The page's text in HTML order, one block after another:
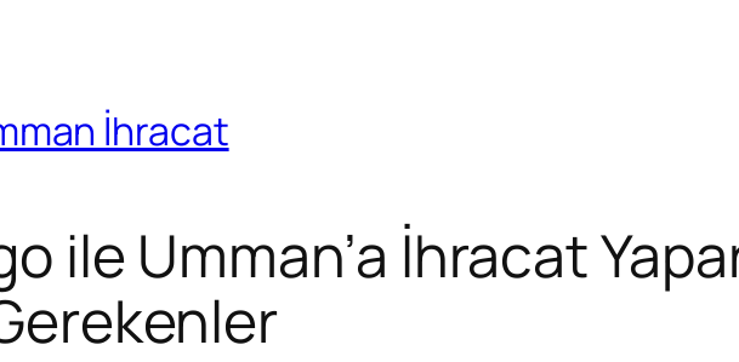
İhracat
ile Umman’a İhracat